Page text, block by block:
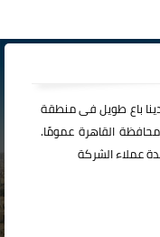
باع طويل فى منطقة
القاهرة عمومًا.
عملاء الشركة